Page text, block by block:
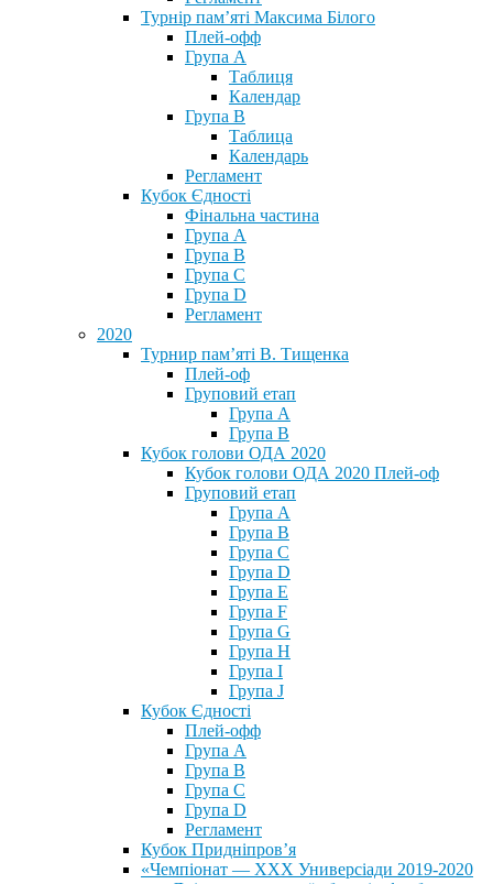
Турнір пам’яті Максима Білого
Плей-офф
Група А
Таблиця
Календар
Група В
Таблица
Календарь
Регламент
Кубок Єдності
Фінальна частина
Група А
Група В
Група С
Група D
Регламент
2020
Турнир пам’яті В. Тищенка
Плей-оф
Груповий етап
Група А
Група В
Кубок голови ОДА 2020
Кубок голови ОДА 2020 Плей-оф
Груповий етап
Група A
Група B
Група C
Група D
Група E
Група F
Група G
Група H
Група I
Група J
Кубок Єдності
Плей-офф
Група А
Група В
Група С
Група D
Регламент
Кубок Придніпров’я
«Чемпіонат — ХХХ Универсіади 2019-2020